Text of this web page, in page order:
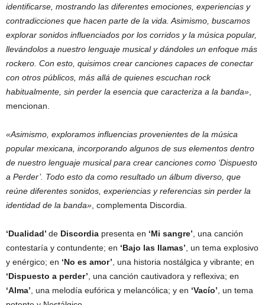
identificarse, mostrando las diferentes emociones, experiencias y
contradicciones que hacen parte de la vida. Asimismo, buscamos
explorar sonidos influenciados por los corridos y la música popular,
llevándolos a nuestro lenguaje musical y dándoles un enfoque más
rockero. Con esto, quisimos crear canciones capaces de conectar
con otros públicos, más allá de quienes escuchan rock
habitualmente, sin perder la esencia que caracteriza a la banda»
mencionan.
«Asimismo, exploramos influencias provenientes de la música
popular mexicana, incorporando algunos de sus elementos dentro
de nuestro lenguaje musical para crear canciones como ‘Dispuesto
a Perder’. Todo esto da como resultado un álbum diverso, que
reúne diferentes sonidos, experiencias y referencias sin perder la
identidad de la banda» , complementa Discordia.
‘Dualidad’ de Discordia presenta en ‘Mi sangre’ , una canción
contestaría y contundente; en ‘Bajo las llamas’ , un tema explosivo
y enérgico; en ‘No es amor’ , una historia nostálgica y vibrante; en
‘Dispuesto a perder’ , una canción cautivadora y reflexiva; en
‘Alma’ , una melodía eufórica y melancólica; y en ‘Vacío’ , un tema